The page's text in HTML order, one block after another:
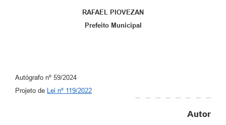
RAFAEL PIOVEZAN
Prefeito Municipal
Autógrafo nº 59/2024
Projeto de Lei nº 119/2022
Autor